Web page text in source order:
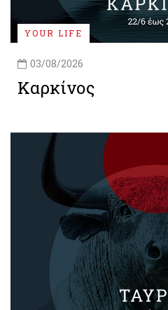
YOUR LIFE
03/08/2026
Καρκίνος